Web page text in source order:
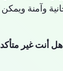
وآمنة
هل أنت غير